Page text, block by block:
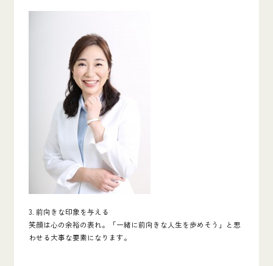
3. 前向きな印象を与える
笑顔は心の余裕の表れ。「一緒に前向きな人生を歩めそう」と思
わせる大事な要素になります。